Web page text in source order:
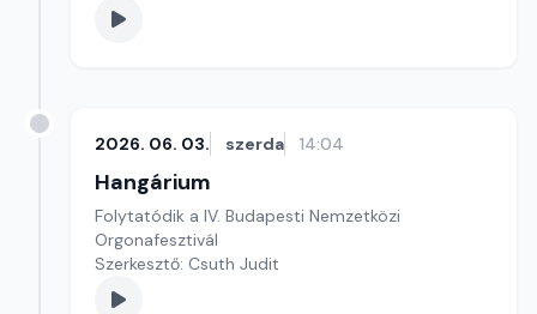
2026. 06. 03. szerda 14:04
Hangárium
Folytatódik a IV. Budapesti Nemzetközi
Orgonafesztivál
Szerkesztő: Csuth Judit